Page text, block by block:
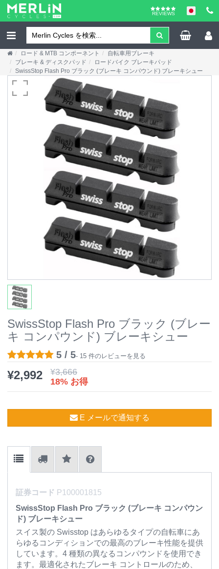
REVIEWS
ロード & MTB コンポーネント
自転車用ブレーキ
ブレーキ & ディスクパッド
ロードバイク ブレーキパッド
SwissStop Flash Pro ブラック (ブレーキ コンパウンド) ブレーキシュー
SwissStop Flash Pro ブラック (ブレー
キ コンパウンド) ブレーキシュー
5 / 5- 15 件のレビューを見る
¥2,992 ¥3,666
18% お得
E メールで通知する
証券コード P100001815
SwissStop Flash Pro ブラック (ブレーキ コンパウン
ド) ブレーキシュー
スイス製の Swisstop はあらゆるタイプの自転車にあ
らゆるコンディションでの最高のブレーキ性能を提供
しています。4 種類の異なるコンパウンドを使用でき
ます。最適化されたブレーキ コントロールのため、